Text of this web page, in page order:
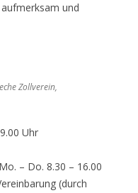
und
Zollverein,
Uhr
– Do. 8.30 – 16.00
(durch